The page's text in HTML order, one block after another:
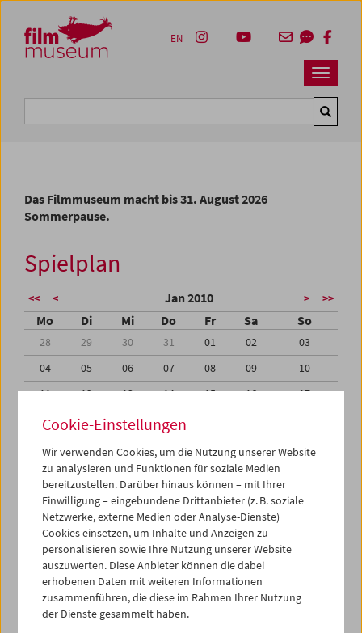
Zum Inhalt
Zum Hauptmenü
Zur Servicenavigation
Zum Suche
Navbar
EN
Das Filmmuseum macht bis 31. August 2026
Sommerpause.
Spielplan
<< < Jan 2010 > >>
Mo Di Mi Do Fr Sa So
28 29 30 31 01 02
03
04
05 06 07 08 09
10
11
12 13 14 15 16
17
18
19 20 21
25
27 29
31
01
02 03 04 05 06
iCalender
Programmheft-PDF
English language or subtitles
< Vorherige Woche
Cookie-Einstellungen
Wir verwenden Cookies, um die Nutzung unserer Website
zu analysieren und Funktionen für soziale Medien
bereitzustellen. Darüber hinaus können – mit Ihrer
Einwilligung – eingebundene Drittanbieter (z. B. soziale
Netzwerke, externe Medien oder Analyse-Dienste)
Cookies einsetzen, um Inhalte und Anzeigen zu
personalisieren sowie Ihre Nutzung unserer Website
auszuwerten. Diese Anbieter können die dabei
erhobenen Daten mit weiteren Informationen
zusammenführen, die diese im Rahmen Ihrer Nutzung
der Dienste gesammelt haben.